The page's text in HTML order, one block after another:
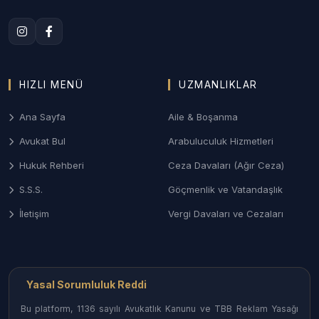
yaralama (iş kazası odaklı) ve ticari suçlarda
desteği.
tapu iptal-tescil davaları ve ticari alacakların tahsili
için yürütülen icra takipleri.
Bilecik’in her noktasındaki uzman hukukçulara
HIZLI MENÜ
Ana Sayfa
Avukat Bul
Hukuk Rehberi
S.S.S.
İletişim
UZMANLIKLAR
Aile & Boşanma
Arabuluculuk Hizmetleri
Ceza Davaları (Ağır Ceza)
Göçmenlik ve Vatandaşlık
Vergi Davaları ve Cezaları
Yasal Sorumluluk Reddi
Bu platform, 1136 sayılı Avukatlık Kanunu ve TBB Reklam Yasağı